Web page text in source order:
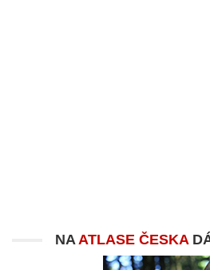
NAATLASE ČESKA